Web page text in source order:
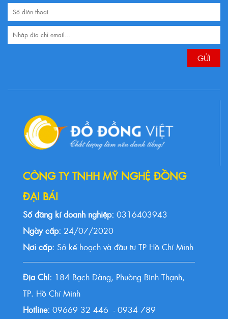
CÔNG TY TNHH MỸ NGHỆ ĐỒNG
ĐẠI BÁI
Số đăng kí doanh nghiệp: 0316403943
Ngày cấp: 24/07/2020
Nơi cấp: Sở kế hoạch và đầu tư TP Hồ Chí Minh
Địa Chỉ: 184 Bạch Đằng, Phường Bình Thạnh,
TP. Hồ Chí Minh
Hotline: 09669 32 446 - 0934 789